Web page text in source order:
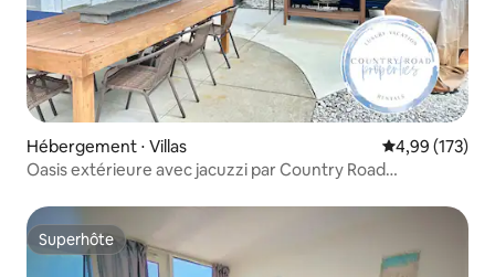
Hébergement ⋅ Villas Évaluation
4,99 (173)
Oasis extérieure avec jacuzzi par Country Road
Superhôte
Superhôte